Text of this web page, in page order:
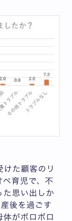
けた顧客のリ
ペ育児で、不
た思い出しか
後を過ごす
体がボロボロ